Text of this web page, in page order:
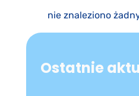
nie znaleziono
Ostatnie